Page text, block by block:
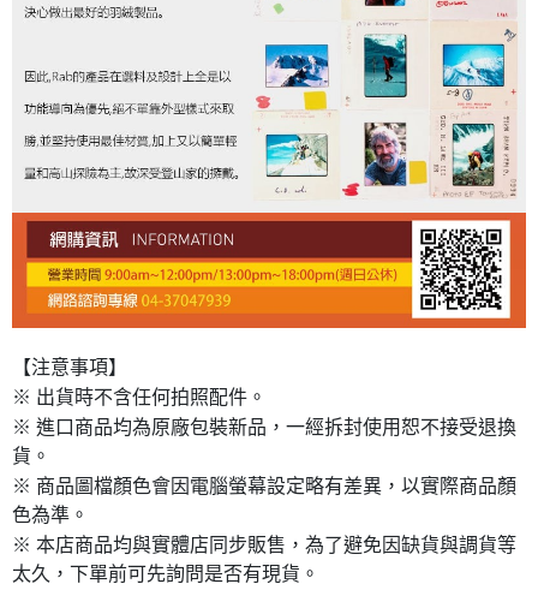
【注意事項】
※ 出貨時不含任何拍照配件。
※ 進口商品均為原廠包裝新品，一經拆封使用恕不接受退換
貨。
※ 商品圖檔顏色會因電腦螢幕設定略有差異，以實際商品顏
色為準。
※ 本店商品均與實體店同步販售，為了避免因缺貨與調貨等
太久，下單前可先詢問是否有現貨。